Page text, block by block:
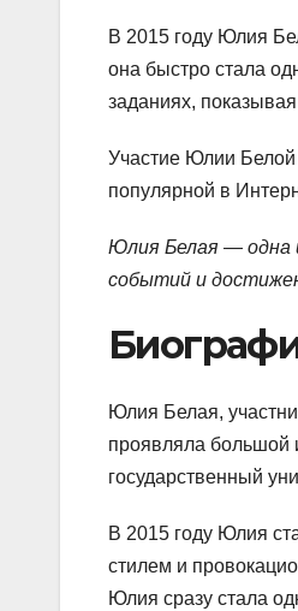
В 2015 году Юлия
она быстро стала
заданиях,
Участие Юлии Белой
популярной в
Юлия Белая — одна
событий и
Юлия Белая,
проявляла большой
государственный
В 2015 году Юлия
стилем и
Юлия сразу стала